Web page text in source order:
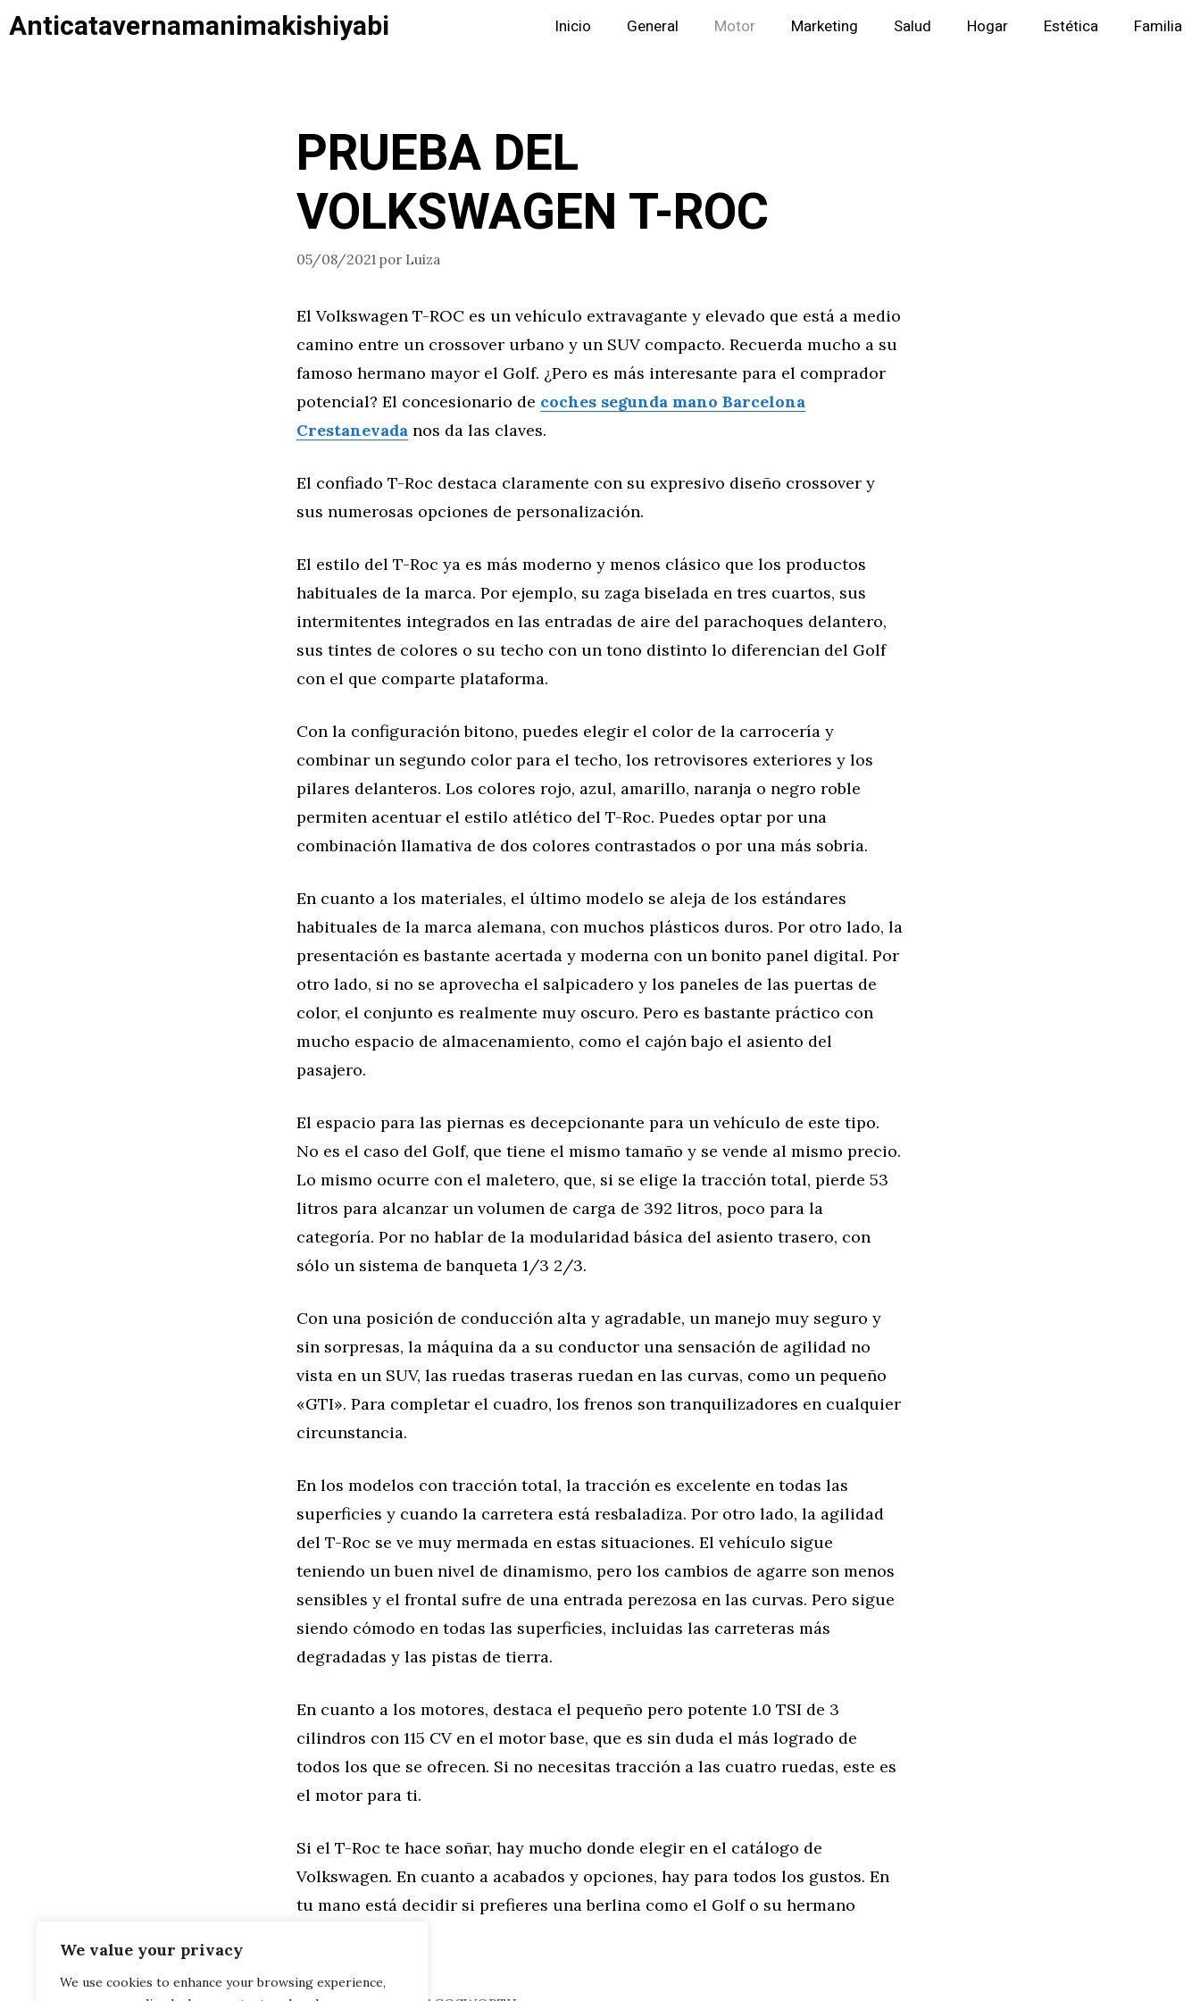
We value your privacy
We use cookies to enhance your browsing experience,
Saltar
alAnticatavernamanimakishiyabi Inicio General Motor Marketing Salud Hogar Estética Familia
PRUEBA DEL
VOLKSWAGEN T-ROC
05/08/2021 por Luiza
El Volkswagen T-ROC es un vehículo extravagante y elevado que está a medio
camino entre un crossover urbano y un SUV compacto. Recuerda mucho a su
famoso hermano mayor el Golf. ¿Pero es más interesante para el comprador
potencial? El concesionario de coches segunda mano Barcelona
Crestanevada nos da las claves.
El confiado T-Roc destaca claramente con su expresivo diseño crossover y
sus numerosas opciones de personalización.
El estilo del T-Roc ya es más moderno y menos clásico que los productos
habituales de la marca. Por ejemplo, su zaga biselada en tres cuartos, sus
intermitentes integrados en las entradas de aire del parachoques delantero,
sus tintes de colores o su techo con un tono distinto lo diferencian del Golf
con el que comparte plataforma.
Con la configuración bitono, puedes elegir el color de la carrocería y
combinar un segundo color para el techo, los retrovisores exteriores y los
pilares delanteros. Los colores rojo, azul, amarillo, naranja o negro roble
permiten acentuar el estilo atlético del T-Roc. Puedes optar por una
combinación llamativa de dos colores contrastados o por una más sobria.
En cuanto a los materiales, el último modelo se aleja de los estándares
habituales de la marca alemana, con muchos plásticos duros. Por otro lado, la
presentación es bastante acertada y moderna con un bonito panel digital. Por
otro lado, si no se aprovecha el salpicadero y los paneles de las puertas de
color, el conjunto es realmente muy oscuro. Pero es bastante práctico con
mucho espacio de almacenamiento, como el cajón bajo el asiento del
pasajero.
El espacio para las piernas es decepcionante para un vehículo de este tipo.
No es el caso del Golf, que tiene el mismo tamaño y se vende al mismo precio.
Lo mismo ocurre con el maletero, que, si se elige la tracción total, pierde 53
litros para alcanzar un volumen de carga de 392 litros, poco para la
categoría. Por no hablar de la modularidad básica del asiento trasero, con
sólo un sistema de banqueta 1/3 2/3.
Con una posición de conducción alta y agradable, un manejo muy seguro y
sin sorpresas, la máquina da a su conductor una sensación de agilidad no
vista en un SUV, las ruedas traseras ruedan en las curvas, como un pequeño
«GTI». Para completar el cuadro, los frenos son tranquilizadores en cualquier
circunstancia.
En los modelos con tracción total, la tracción es excelente en todas las
superficies y cuando la carretera está resbaladiza. Por otro lado, la agilidad
del T-Roc se ve muy mermada en estas situaciones. El vehículo sigue
teniendo un buen nivel de dinamismo, pero los cambios de agarre son menos
sensibles y el frontal sufre de una entrada perezosa en las curvas. Pero sigue
siendo cómodo en todas las superficies, incluidas las carreteras más
degradadas y las pistas de tierra.
En cuanto a los motores, destaca el pequeño pero potente 1.0 TSI de 3
cilindros con 115 CV en el motor base, que es sin duda el más logrado de
todos los que se ofrecen. Si no necesitas tracción a las cuatro ruedas, este es
el motor para ti.
Si el T-Roc te hace soñar, hay mucho donde elegir en el catálogo de
Volkswagen. En cuanto a acabados y opciones, hay para todos los gustos. En
tu mano está decidir si prefieres una berlina como el Golf o su hermano
Categorías
Motor